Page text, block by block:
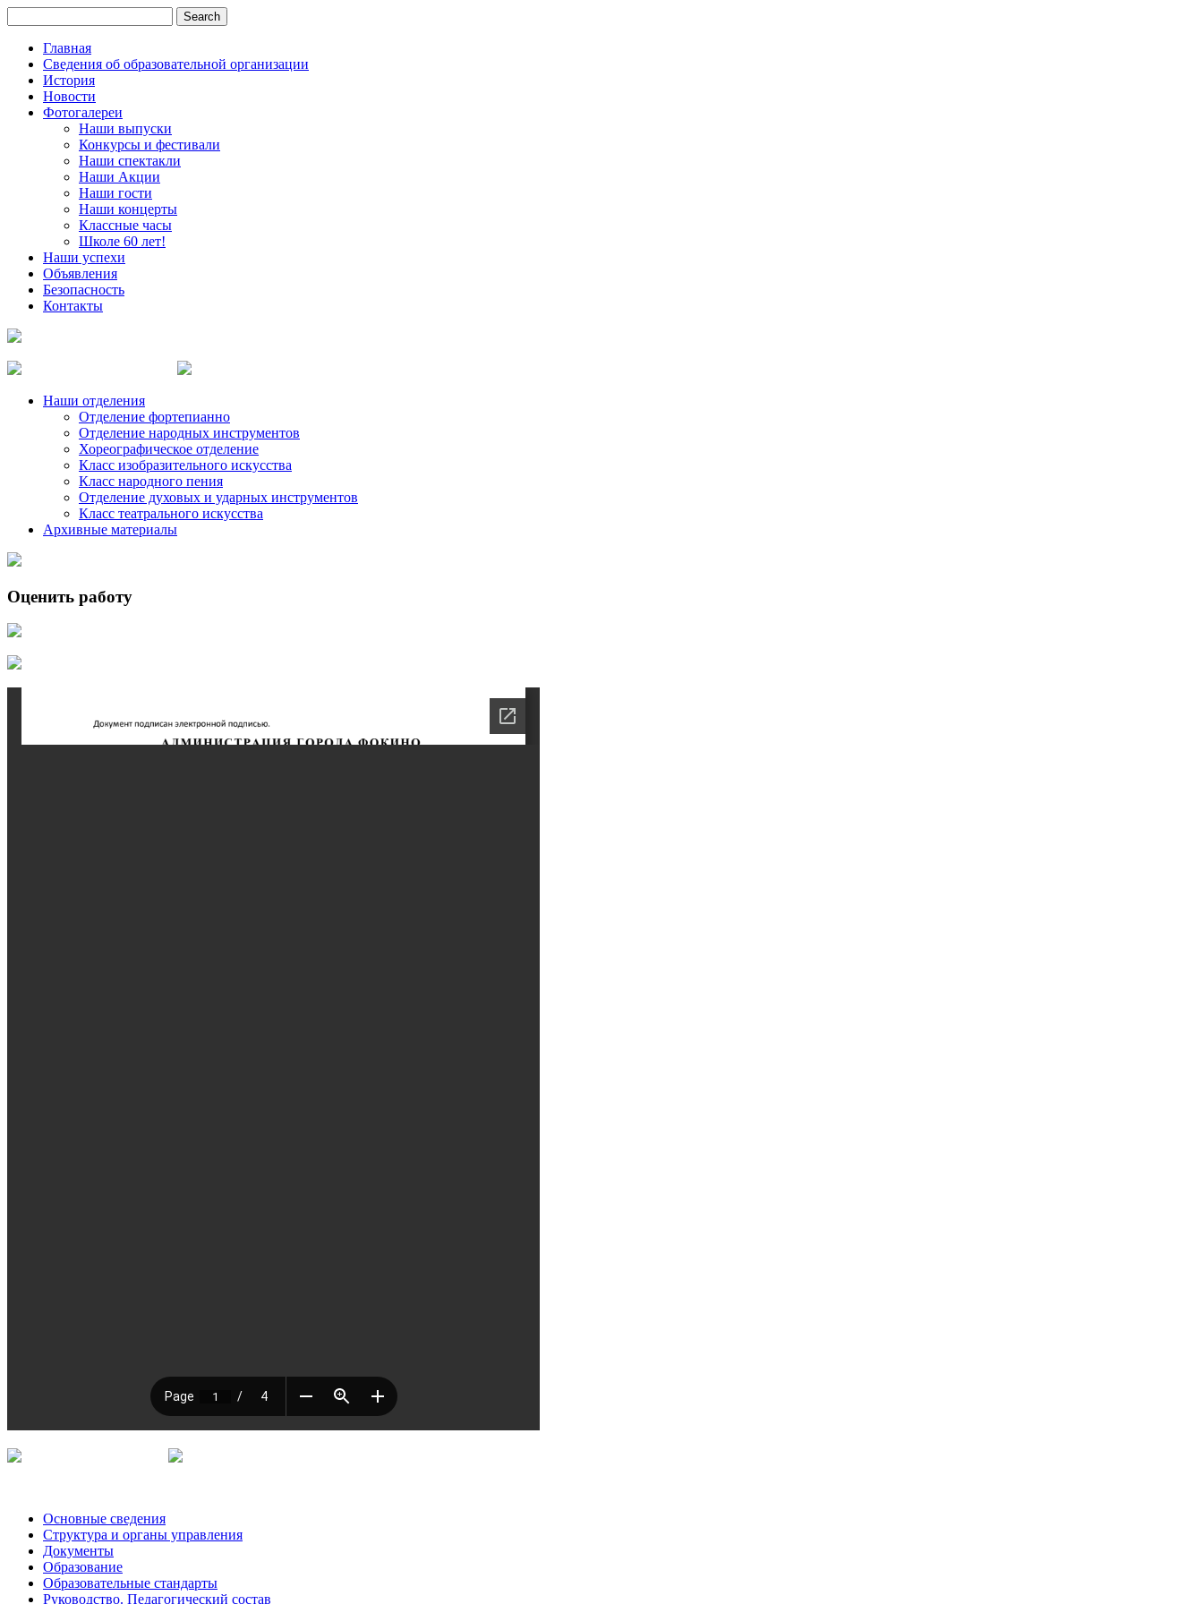
Главная
Сведения об образовательной организации
История
Новости
Фотогалереи
Наши выпуски
Конкурсы и фестивали
Наши спектакли
Наши Акции
Наши гости
Наши концерты
Классные часы
Школе 60 лет!
Наши успехи
Объявления
Безопасность
Контакты
Наши отделения
Отделение фортепианно
Отделение народных инструментов
Хореографическое отделение
Класс изобразительного искусства
Класс народного пения
Отделение духовых и ударных инструментов
Класс театрального искусства
Архивные материалы
Оценить работу
Основные сведения
Структура и органы управления
Документы
Образование
Образовательные стандарты
Руководство. Педагогический состав